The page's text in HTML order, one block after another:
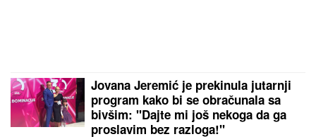
Jovana Jeremić je prekinula jutarnji
program kako bi se obračunala sa
bivšim: "Dajte mi još nekoga da ga
proslavim bez razloga!"